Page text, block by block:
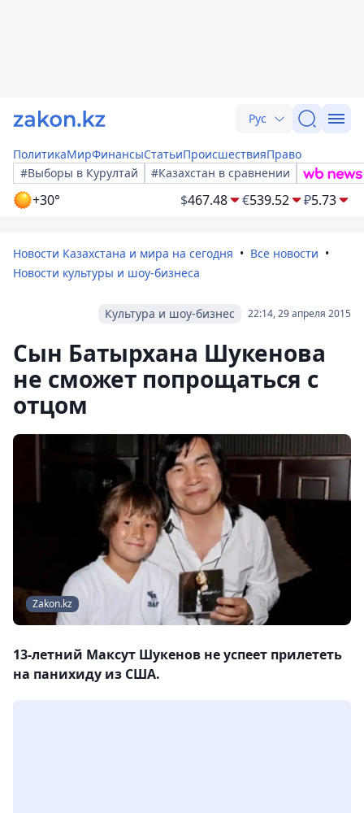
Рус
ПолитикаМирФинансыСтатьиПроисшествияПраво
#Выборы в Курултай
#Казахстан в сравнении
+30° $467.48 €539.52 ₽5.73
Новости Казахстана и мира на сегодня
Все новости
Новости культуры и шоу-бизнеса
22:14, 29 апреля 2015
Культура и шоу-бизнес
Сын Батырхана Шукенова
не сможет попрощаться с
отцом
Zakon.kz
13-летний Максут Шукенов не успеет прилететь
на панихиду из США.